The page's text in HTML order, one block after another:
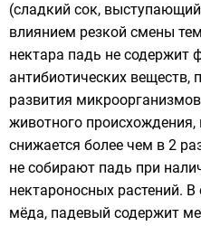
(сладкий сок,
влиянием резкой смены
нектара падь не содержит
антибиотических веществ,
развития микроорганизмов
животного
снижается более чем в 2
не собирают падь при
нектароносных растений. В
мёда, падевый содержит